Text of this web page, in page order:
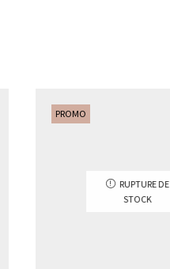
PROMO
RUPTURE DE
STOCK